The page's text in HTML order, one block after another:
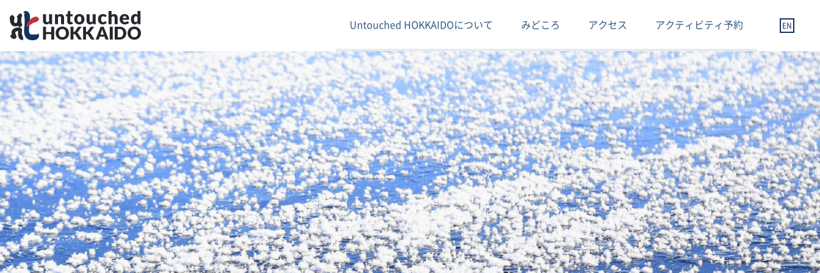
Untouched HOKKAIDOについて みどころ アクセス アクティビティ予約 EN